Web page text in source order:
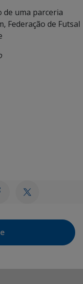
de uma parceria
Federação de Futsal